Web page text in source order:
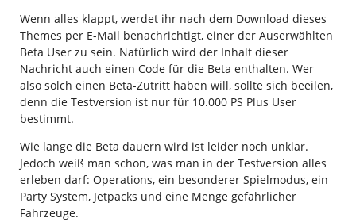
Wenn alles klappt, werdet ihr nach dem Download dieses
Themes per E-Mail benachrichtigt, einer der Auserwählten
Beta User zu sein. Natürlich wird der Inhalt dieser
Nachricht auch einen Code für die Beta enthalten. Wer
also solch einen Beta-Zutritt haben will, sollte sich beeilen,
denn die Testversion ist nur für 10.000 PS Plus User
bestimmt.
Wie lange die Beta dauern wird ist leider noch unklar.
Jedoch weiß man schon, was man in der Testversion alles
erleben darf: Operations, ein besonderer Spielmodus, ein
Party System, Jetpacks und eine Menge gefährlicher
Fahrzeuge.